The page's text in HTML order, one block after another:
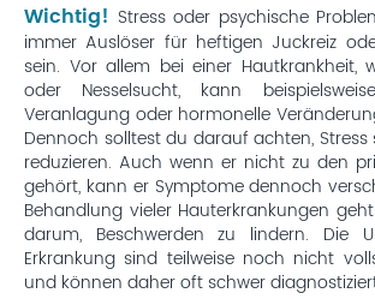
Wichtig! Stress oder psychische
immer Auslöser für heftigen Juckreiz
sein. Vor allem bei einer Hautkrankheit,
oder Nesselsucht, kann
Veranlagung oder hormonelle
Dennoch solltest du darauf achten,
reduzieren. Auch wenn er nicht zu den
gehört, kann er Symptome dennoch
Behandlung vieler Hauterkrankungen
darum, Beschwerden zu lindern. Die
Erkrankung sind teilweise noch nicht
und können daher oft schwer